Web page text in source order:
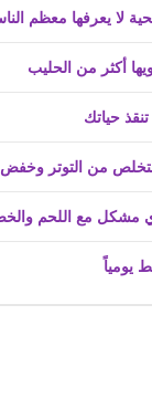
لا يعرفها معظم
أكثر من الحليب
حياتك
مشكل مع اللحم
يومياً